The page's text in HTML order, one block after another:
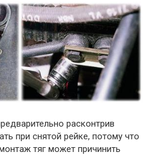
расконтрив
при снятой рейке, потому что
тяг может причинить